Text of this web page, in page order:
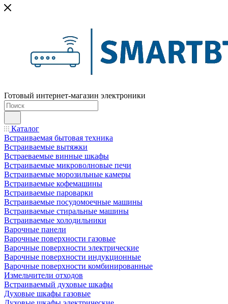
Готовый интернет-магазин электроники
Каталог
Встраиваемая бытовая техника
Встраиваемые вытяжки
Встраеваемые винные шкафы
Встраиваемые микроволновые печи
Встраиваемые морозильные камеры
Встраиваемые кофемашины
Встраиваемые пароварки
Встраиваемые посудомоечные машины
Встраиваемые стиральные машины
Встраиваемые холодильники
Варочные панели
Варочные поверхности газовые
Варочные поверхности электрические
Варочные поверхности индукционные
Варочные поверхности комбинированные
Измельчители отходов
Встраиваемый духовые шкафы
Духовые шкафы газовые